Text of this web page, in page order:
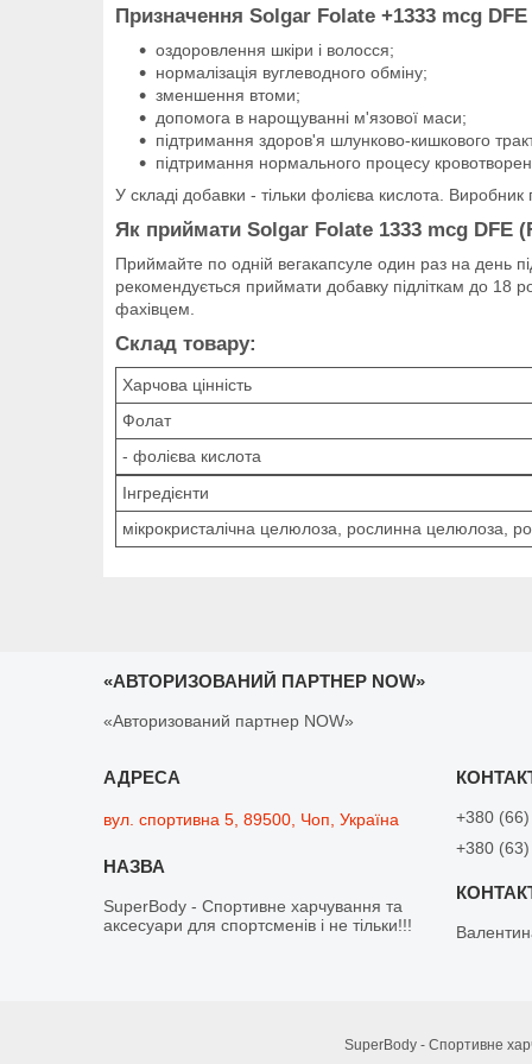
Призначення Solgar Folate +1333 mcg
оздоровлення шкіри і волосся;
нормалізація вуглеводного обміну;
зменшення втоми;
допомога в нарощуванні м'язової маси;
підтримання здоров'я шлунково-кишкового
підтримання нормального процесу
У складі добавки - тільки фолієва кислота.
Як приймати Solgar Folate 1333 mcg DFE
Приймайте по одній вегакапсуле один раз на день
рекомендується приймати добавку підліткам до 18
фахівцем.
Склад товару:
Харчова цінність
Фолат
- фолієва кислота
Інгредієнти
мікрокристалічна целюлоза, рослинна целюлоза,
«АВТОРИЗОВАНИЙ ПАРТНЕР NOW»
«Авторизований партнер NOW»
вул. спортивна 5, 89500, Чоп, Україна
SuperBody - Спортивне харчування та
аксесуари для спортсменів і не тільки!!!
+380
+380